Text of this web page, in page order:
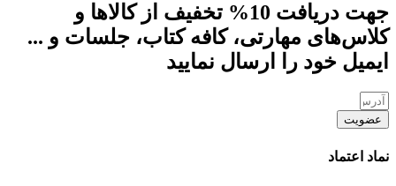
جهت دریافت 10% تخفیف از کالاها و
کلاس‌های مهارتی، کافه کتاب، جلسات و ...
ایمیل خود را ارسال نمایید
عضویت
نماد اعتماد